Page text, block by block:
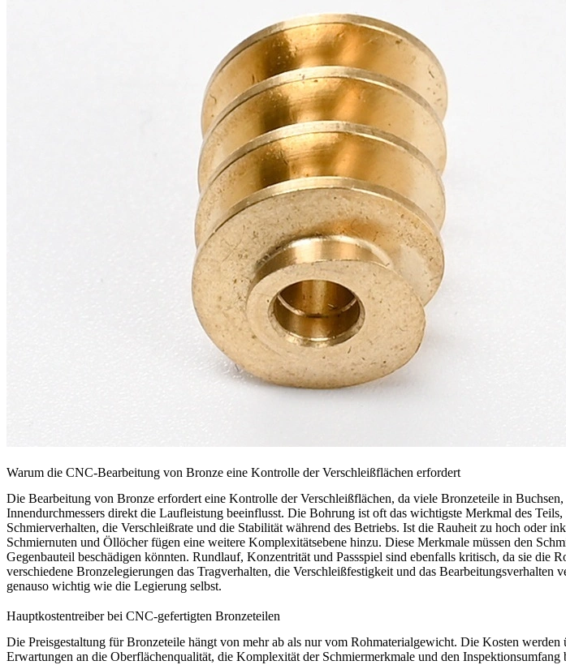
Warum die CNC-Bearbeitung von Bronze eine Kontrolle der Verschleißflächen erfordert
Die Bearbeitung von Bronze erfordert eine Kontrolle der Verschleißflächen, da viele Bronzeteile in
Innendurchmessers direkt die Laufleistung beeinflusst. Die Bohrung ist oft das wichtigste Merkmal des
Schmierverhalten, die Verschleißrate und die Stabilität während des Betriebs. Ist die Rauheit zu hoch oder
Schmiernuten und Öllöcher fügen eine weitere Komplexitätsebene hinzu. Diese Merkmale müssen den
Gegenbauteil beschädigen könnten. Rundlauf, Konzentrität und Passspiel sind ebenfalls kritisch, da sie
verschiedene Bronzelegierungen das Tragverhalten, die Verschleißfestigkeit und das
genauso wichtig wie die Legierung selbst.
Hauptkostentreiber bei CNC-gefertigten Bronzeteilen
Die Preisgestaltung für Bronzeteile hängt von mehr ab als nur vom Rohmaterialgewicht. Die Kosten
Erwartungen an die Oberflächenqualität, die Komplexität der Schmiermerkmale und den